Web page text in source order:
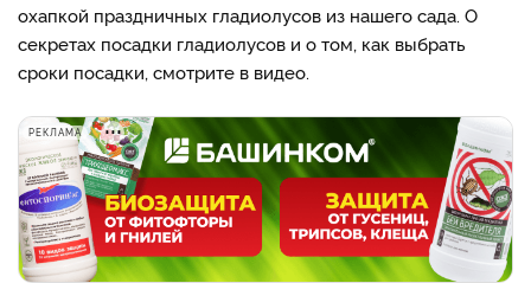
охапкой праздничных гладиолусов из нашего сада. О
секретах посадки гладиолусов и о том, как выбрать
сроки посадки, смотрите в видео.
РЕКЛАМА